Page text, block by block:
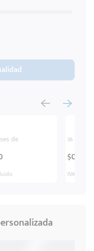
de 36
$0.00
IVA